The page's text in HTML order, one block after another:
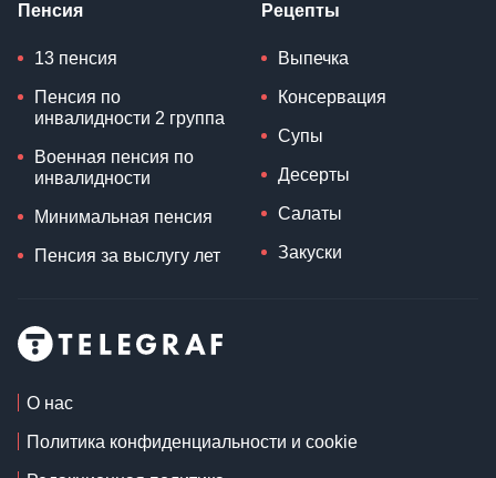
Пенсия
13 пенсия
Пенсия по
инвалидности 2 группа
Военная пенсия по
инвалидности
Минимальная пенсия
Пенсия за выслугу лет
Рецепты
Выпечка
Консервация
Супы
Десерты
Салаты
Закуски
О нас
Политика конфиденциальности и cookie